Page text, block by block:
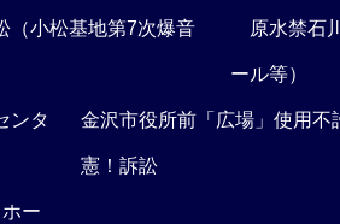
（小松基地第7次爆音 原水禁石
ール等）
ンタ 金沢市役所前「広場」使用不
憲！訴訟
ホー